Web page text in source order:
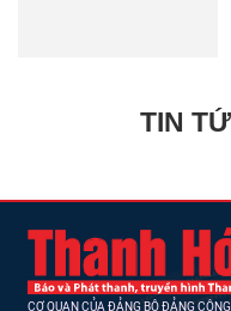
TIN
CƠ QUAN CỦA ĐẢNG BỘ ĐẢNG